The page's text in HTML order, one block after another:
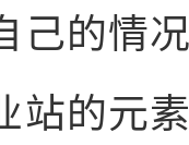
己的情
站的元